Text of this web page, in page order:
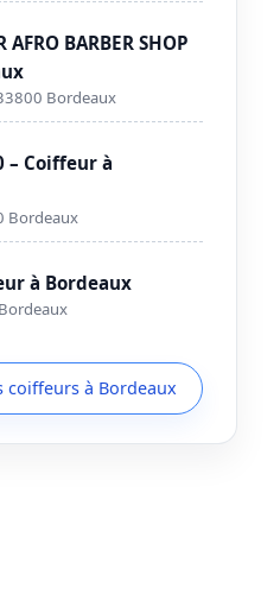
AFRO BARBER SHOP
Bordeaux
– Coiffeur à
Bordeaux
à Bordeaux
coiffeurs à Bordeaux